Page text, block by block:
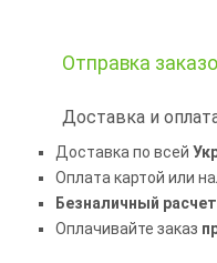
Отправка
Доставка и
Доставка по всей
Оплата картой или
Безналичный расчет
Оплачивайте заказ